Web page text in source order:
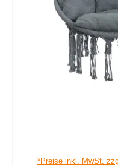
*Preise inkl. MwSt.